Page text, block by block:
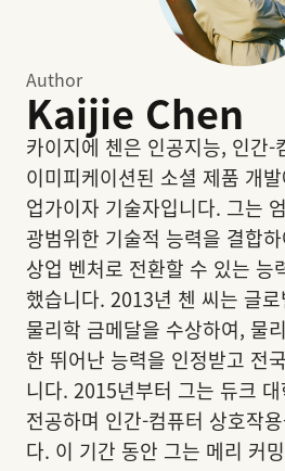
Author
Kaijie Chen
카이지에 첸은 인공지능, 인간-
이미피케이션된 소셜 제품 개
업가이자 기술자입니다. 그는
광범위한 기술적 능력을 결합
상업 벤처로 전환할 수 있는 능
했습니다. 2013년 첸 씨는 글
물리학 금메달을 수상하여, 물
한 뛰어난 능력을 인정받고 전
니다. 2015년부터 그는 듀크
전공하며 인간-컴퓨터 상호작
다. 이 기간 동안 그는 메리 커